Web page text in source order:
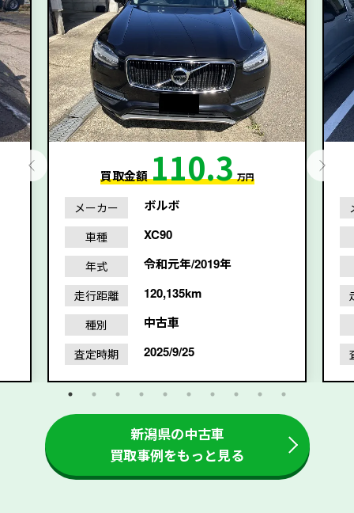
買取金額110.3 万円
メーカー ボルボ
車種 XC90
年式 令和元年/2019年
走行距離 120,135km
種別 中古車
査定時期 2025/9/25
新潟県の中古車
買取事例をもっと見る